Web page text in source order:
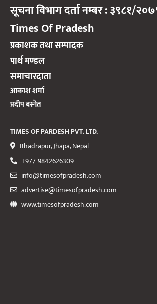
सूचना विभाग दर्ता नम्बर : ३९८१/
Times Of Pradesh
प्रकाशक तथा सम्पादक
पार्थ मण्डल
समाचारदाता
आकाश शर्मा
प्रदीप बस्नेत
TIMES OF PARDESH PVT. LTD.
Bhadrapur, Jhapa, Nepal
+977-9842626309
info@timesofpradesh.com
advertise@timesofpradesh.com
www.timesofpradesh.com